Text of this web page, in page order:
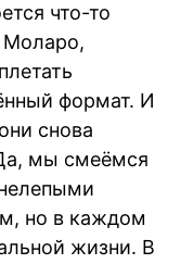
что-то
Моларо,
формат. И
снова
мы смеёмся
но в каждом
жизни. В